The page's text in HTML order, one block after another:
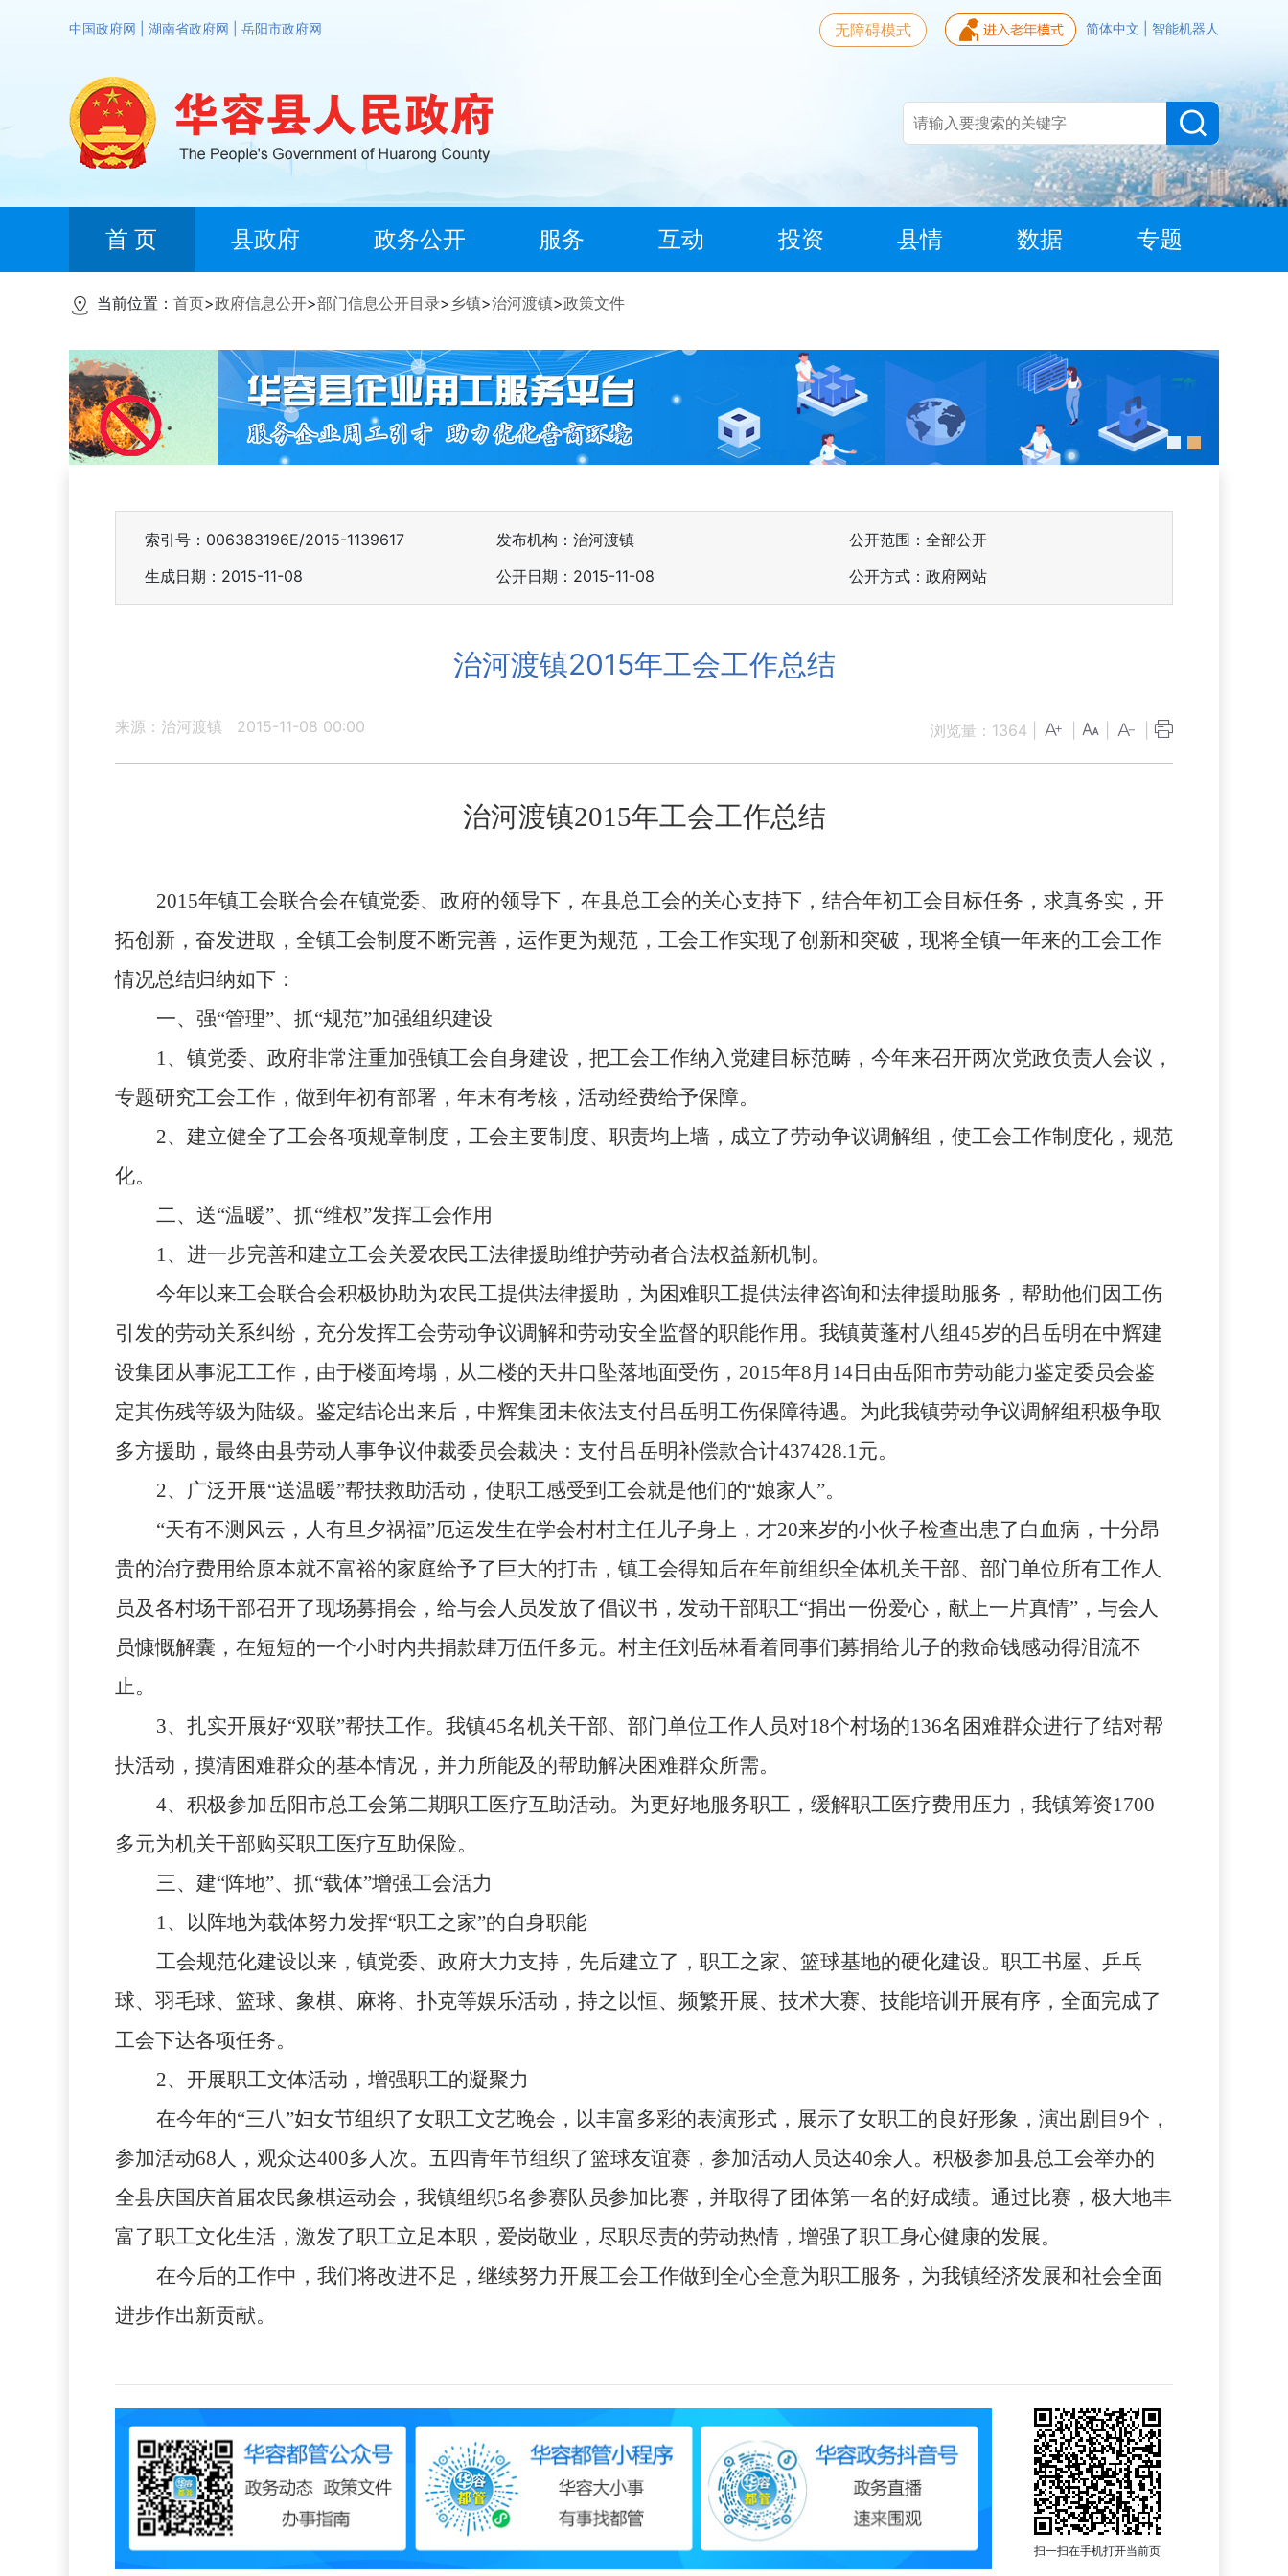
中国政府网 湖南省政府网 岳阳市政府网 简体中文 智能机器人
无障碍模式
首 页 县政府 政务公开 服务 互动 投资 县情 数据 专题
当前位置： 首页>政府信息公开>部门信息公开目录> 乡镇>治河渡镇>政策文件
索引号：006383196E/2015-1139617 发布机构：治河渡镇
公开范围：全部公开
生成日期：2015-11-08
公开日期：2015-11-08 公开方式：政府网站
治河渡镇2015年工会工作总结
来源：治河渡镇 2015-11-08 00:00 浏览量： 1364
治河渡镇2015年工会工作总结
2015年镇工会联合会在镇党委、政府的领导下，在县总工会的关心支持下，结合年初工会目标任务，求真务实，开
拓创新，奋发进取，全镇工会制度不断完善，运作更为规范，工会工作实现了创新和突破，现将全镇一年来的工会工作
情况总结归纳如下：
一、强“管理”、抓“规范”加强组织建设
1、镇党委、政府非常注重加强镇工会自身建设，把工会工作纳入党建目标范畴，今年来召开两次党政负责人会议，
专题研究工会工作，做到年初有部署，年末有考核，活动经费给予保障。
2、建立健全了工会各项规章制度，工会主要制度、职责均上墙，成立了劳动争议调解组，使工会工作制度化，规范
化。
二、送“温暖”、抓“维权”发挥工会作用
1、进一步完善和建立工会关爱农民工法律援助维护劳动者合法权益新机制。
今年以来工会联合会积极协助为农民工提供法律援助，为困难职工提供法律咨询和法律援助服务，帮助他们因工伤
引发的劳动关系纠纷，充分发挥工会劳动争议调解和劳动安全监督的职能作用。我镇黄蓬村八组45岁的吕岳明在中辉建
设集团从事泥工工作，由于楼面垮塌，从二楼的天井口坠落地面受伤， 2015年8月 14日由岳阳市劳动能力鉴定委员会鉴
定其伤残等级为陆级。鉴定结论出来后，中辉集团未依法支付吕岳明工伤保障待遇。为此我镇劳动争议调解组积极争取
多方援助，最终由县劳动人事争议仲裁委员会裁决：支付吕岳明补偿款合计437428.1元。
2、广泛开展“送温暖”帮扶救助活动，使职工感受到工会就是他们的“娘家人”。
“天有不测风云，人有旦夕祸福”厄运发生在学会村村主任儿子身上，才20来岁的小伙子检查出患了白血病，十分昂
贵的治疗费用给原本就不富裕的家庭给予了巨大的打击，镇工会得知后在年前组织全体机关干部、部门单位所有工作人
员及各村场干部召开了现场募捐会，给与会人员发放了倡议书，发动干部职工“捐出一份爱心，献上一片真情”，与会人
员慷慨解囊，在短短的一个小时内共捐款肆万伍仟多元。村主任刘岳林看着同事们募捐给儿子的救命钱感动得泪流不
止。
3、扎实开展好“双联”帮扶工作。我镇45名机关干部、部门单位工作人员对18个村场的136名困难群众进行了结对帮
扶活动，摸清困难群众的基本情况，并力所能及的帮助解决困难群众所需。
4、积极参加岳阳市总工会第二期职工医疗互助活动。为更好地服务职工，缓解职工医疗费用压力，我镇筹资1700
多元为机关干部购买职工医疗互助保险。
三、建“阵地”、抓“载体”增强工会活力
1、以阵地为载体努力发挥“职工之家”的自身职能
工会规范化建设以来，镇党委、政府大力支持，先后建立了，职工之家、篮球基地的硬化建设。职工书屋、乒乓
球、羽毛球、篮球、象棋、麻将、扑克等娱乐活动，持之以恒、频繁开展、技术大赛、技能培训开展有序，全面完成了
工会下达各项任务。
2、开展职工文体活动，增强职工的凝聚力
在今年的“三八”妇女节组织了女职工文艺晚会，以丰富多彩的表演形式，展示了女职工的良好形象，演出剧目9个，
参加活动68人，观众达400多人次。五四青年节组织了篮球友谊赛，参加活动人员达40余人。积极参加县总工会举办的
全县庆国庆首届农民象棋运动会，我镇组织5名参赛队员参加比赛，并取得了团体第一名的好成绩。通过比赛，极大地丰
富了职工文化生活，激发了职工立足本职，爱岗敬业，尽职尽责的劳动热情，增强了职工身心健康的发展。
在今后的工作中，我们将改进不足，继续努力开展工会工作做到全心全意为职工服务，为我镇经济发展和社会全面
进步作出新贡献。
扫一扫在手机打开当前页